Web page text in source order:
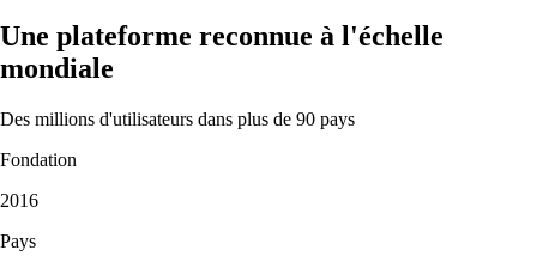
Une plateforme reconnue à l'échelle
mondiale
Des millions d'utilisateurs dans plus de 90 pays
Fondation
2016
Pays